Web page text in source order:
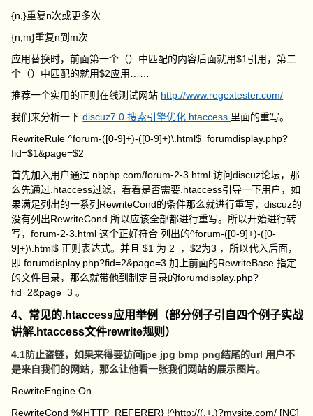
{n,}重复n次或更多次
{n,m}重复n到m次
应用替换时，前面第一个（）中匹配的内容后面就用$1引用，第二
个（）中匹配的就用$2应用……
推荐一个实用的正则在线测试网站 http://www.regextester.com/
我们来分析一下discuz7.0 搜索引擎优化 htaccess 里面的重写。
RewriteRule ^forum-([0-9]+)-([0-9]+)\.html$ forumdisplay.php?
fid=$1&page=$2
首先加入用户通过 nbphp.com/forum-2-3.html 访问discuz论坛，那
么先通过.htaccess过滤，看看是否需要.htaccess引导一下用户，如
果满足列出的一系列RewriteCond的条件那么就进行重写，discuz的
没有列出RewriteCond 所以应该全部都进行重写。所以开始进行转
写，forum-2-3.html 这个正好符合 列出的^forum-([0-9]+)-([0-
9]+)\.html$ 正则表达式。并且 $1 为 2 ，$2为3 ，所以代入后面，
即 forumdisplay.php?fid=2&page=3 加上前面的RewriteBase 指定
的文件目录，那么就带他到制定目录的forumdisplay.php?
fid=2&page=3 。
4、常见的.htaccess应用举例（部分例子引自四个例子实战
讲解.htaccess文件rewrite规则）
4.1防止盗链，如果来得要访问jpe jpg bmp png结尾的url 用户不
是来自我们的网站，那么让他看一张我们网站的展示图片。
RewriteEngine On
RewriteCond %{HTTP_REFERER} !^http://(.+.)?mysite.com/ [NC]